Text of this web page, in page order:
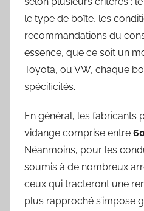
le type de boîte, les
recommandations du
essence, que ce soit un
Toyota, ou VW, chaque
spécificités.
En général, les fabricants
vidange comprise entre
Néanmoins, pour les
soumis à de nombreux
ceux qui tracteront une
plus rapproché s’impose